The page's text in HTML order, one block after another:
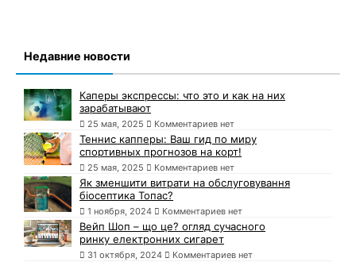
Недавние новости
Каперы экспрессы: что это и как на них
зарабатывают
25 мая, 2025 Комментариев нет
Теннис капперы: Ваш гид по миру
спортивных прогнозов на корт!
25 мая, 2025 Комментариев нет
Як зменшити витрати на обслуговування
біосептика Топас?
1 ноября, 2024 Комментариев нет
Вейп Шоп – що це? огляд сучасного
ринку електронних сигарет
31 октября, 2024 Комментариев нет